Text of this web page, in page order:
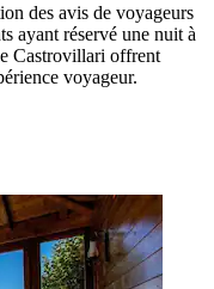
des avis de voyageurs
ayant réservé une nuit à
Castrovillari offrent
voyageur.